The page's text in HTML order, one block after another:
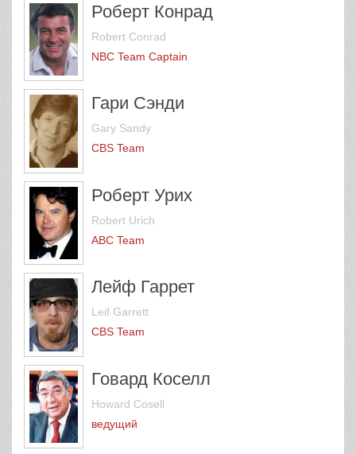
Роберт Конрад
Robert Conrad
NBC Team Captain
Гари Сэнди
Gary Sandy
CBS Team
Роберт Урих
Robert Urich
ABC Team
Лейф Гаррет
Leif Garrett
CBS Team
Говард Коселл
Howard Cosell
ведущий